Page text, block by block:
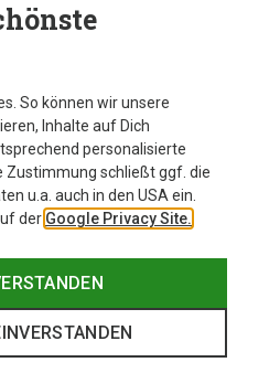
So können wir unsere
Inhalte auf Dich
personalisierte
Zustimmung schließt ggf. die
u.a. auch in den USA ein.
der Google Privacy Site.